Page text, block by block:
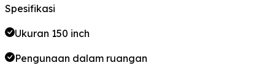
Spesifikasi
Ukuran 150 inch
Pengunaan dalam ruangan